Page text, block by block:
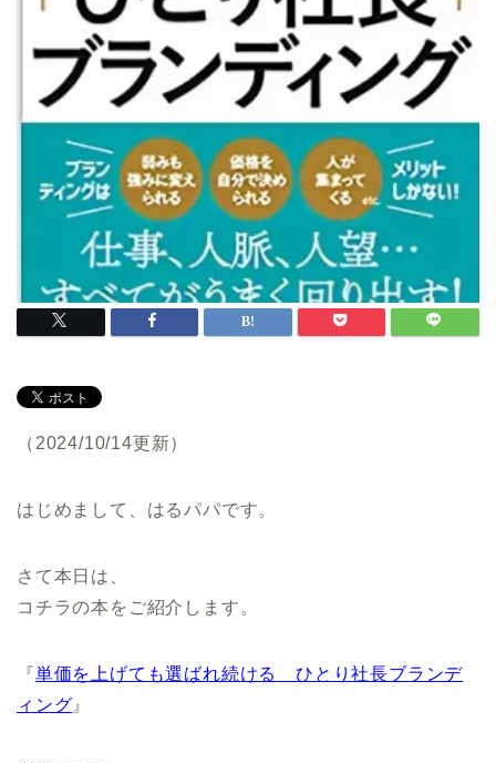
（2024/10/14更新）
はじめまして、はるパパです。
さて本日は、
コチラの本をご紹介します。
『単価を上げても選ばれ続ける ひとり社長ブランデ
ィング 』